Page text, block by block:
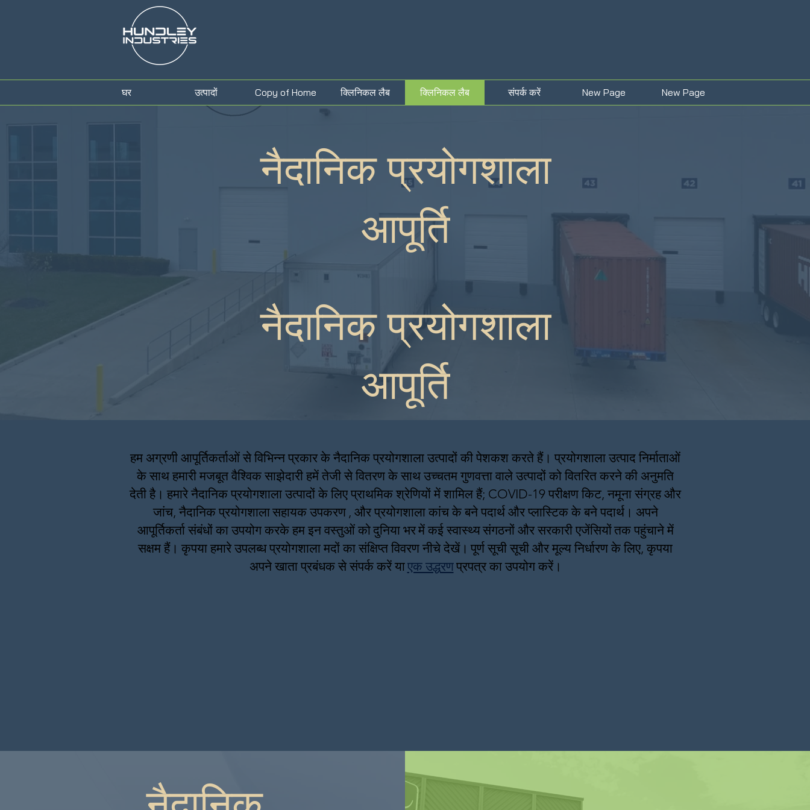
घर उत्पादों Copy of Home क्लिनिकल लैब क्लिनिकल लैब संपर्क करें New Page New Page
नैदानिक प्रयोगशाला
आपूर्ति
नैदानिक प्रयोगशाला
आपूर्ति
हम अग्रणी आपूर्तिकर्ताओं से विभिन्न प्रकार के नैदानिक प्रयोगशाला उत्पादों की पेशकश करते हैं। प्रयोगशाला उत्पाद निर्माताओं
के साथ हमारी मजबूत वैश्विक साझेदारी हमें तेजी से वितरण के साथ उच्चतम गुणवत्ता वाले उत्पादों को वितरित करने की अनुमति
देती है। हमारे नैदानिक प्रयोगशाला उत्पादों के लिए प्राथमिक श्रेणियों में शामिल हैं; COVID-19 परीक्षण किट, नमूना संग्रह और
जांच, नैदानिक प्रयोगशालासहायक उपकरण , और प्रयोगशाला कांच के बने पदार्थ और प्लास्टिक के बने पदार्थ। अपने
आपूर्तिकर्ता संबंधों का उपयोग करके हम इन वस्तुओं कोदुनिया भरमें कई स्वास्थ्यसंगठनों और सरकारी एजेंसियोंतक पहुंचाने में
सक्षम हैं। कृपया हमारे उपलब्ध प्रयोगशाला मदों का संक्षिप्त विवरण नीचे देखें। पूर्ण सूची सूची और मूल्य निर्धारण के लिए, कृपया
अपने खाता प्रबंधक से संपर्क करें याएक उद्धरणप्रपत्र का उपयोग करें।